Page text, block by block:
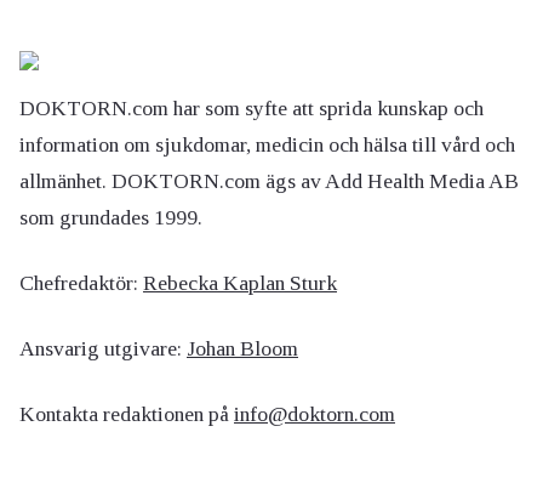
DOKTORN.com har som syfte att sprida kunskap och
information om sjukdomar, medicin och hälsa till vård och
allmänhet. DOKTORN.com ägs av Add Health Media AB
som grundades 1999.
Chefredaktör: Rebecka Kaplan Sturk
Ansvarig utgivare: Johan Bloom
Kontakta redaktionen på info@doktorn.com